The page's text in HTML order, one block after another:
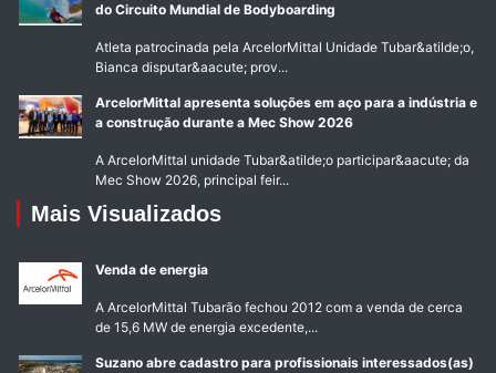
do Circuito Mundial de Bodyboarding
Atleta patrocinada pela ArcelorMittal Unidade Tubar&atilde;o,
Bianca disputar&aacute; prov...
ArcelorMittal apresenta soluções em aço para a indústria e
a construção durante a Mec Show 2026
A ArcelorMittal unidade Tubar&atilde;o participar&aacute; da
Mec Show 2026, principal feir...
Mais Visualizados
Venda de energia
A ArcelorMittal Tubarão fechou 2012 com a venda de cerca
de 15,6 MW de energia excedente,...
Suzano abre cadastro para profissionais interessados(as)